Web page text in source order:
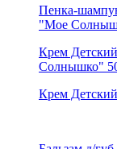
Пенка-
"Мое
Крем
Солнышко"
Крем